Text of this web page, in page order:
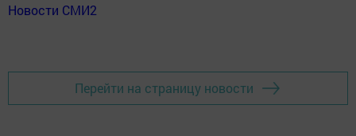
Новости СМИ2
Перейти на страницу новости